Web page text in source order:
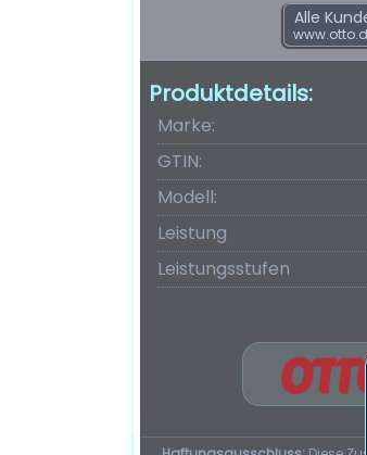
Alle
Produktdetails:
Marke:
GTIN:
Modell:
Leistung
Leistungsstufen